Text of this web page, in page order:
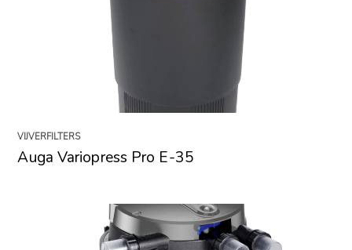
VIJVERFILTERS
Auga Variopress Pro E-35